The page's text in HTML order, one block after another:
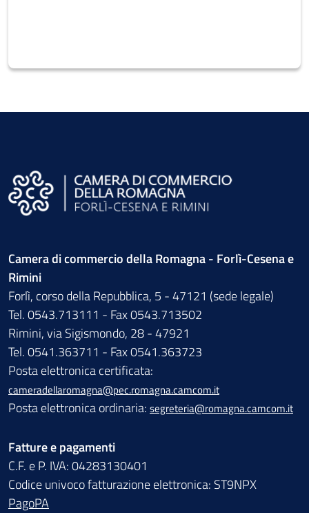
Camera di commercio della Romagna - Forlì-Cesena e
Rimini
Forlì, corso della Repubblica, 5 - 47121 (sede legale)
Tel. 0543.713111 - Fax 0543.713502
Rimini, via Sigismondo, 28 - 47921
Tel. 0541.363711 - Fax 0541.363723
Posta elettronica certificata:
cameradellaromagna@pec.romagna.camcom.it
Posta elettronica ordinaria: segreteria@romagna.camcom.it
Fatture e pagamenti
C.F. e P. IVA: 04283130401
Codice univoco fatturazione elettronica: ST9NPX
PagoPA